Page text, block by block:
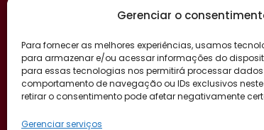
Gerenciar o
Para fornecer as melhores experiências, usamos
para armazenar e/ou acessar informações do
para essas tecnologias nos permitirá processar
comportamento de navegação ou IDs exclusivos
retirar o consentimento pode afetar negativamente
Gerenciar serviços